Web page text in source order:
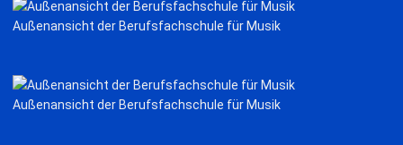
Außenansicht der Berufsfachschule für Musik
Außenansicht der Berufsfachschule für Musik